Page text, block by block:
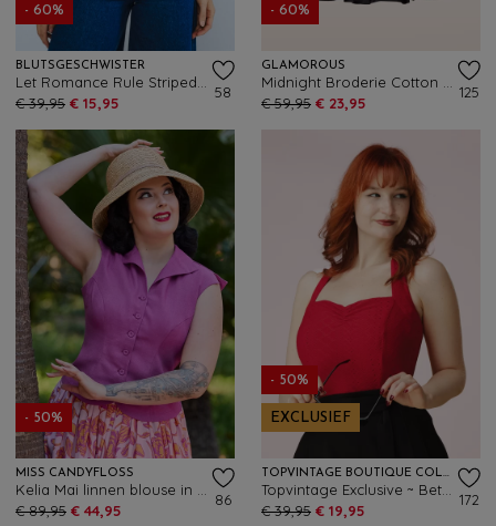
- 60%
BLUTSGESCHWISTER
€ 39,95 € 15,95
58
- 60%
GLAMOROUS
€ 59,95 € 23,95
125
- 50%
MISS CANDYFLOSS
€ 89,95 € 44,95
86
- 50%
EXCLUSIEF
TOPVINTAGE BOUTIQUE COLLECTION
€ 39,95 € 19,95
172